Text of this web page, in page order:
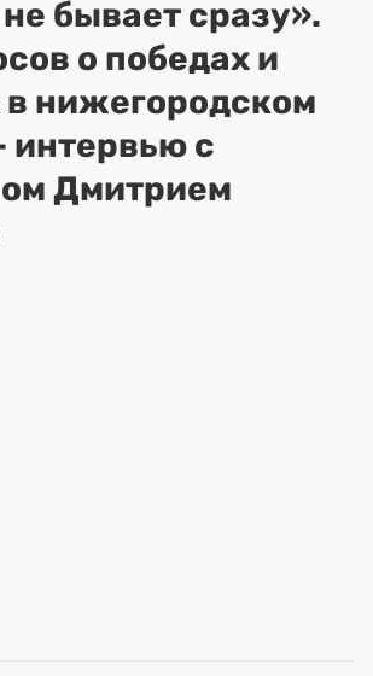
бывает сразу».
о победах и
нижегородском
интервью с
Дмитрием